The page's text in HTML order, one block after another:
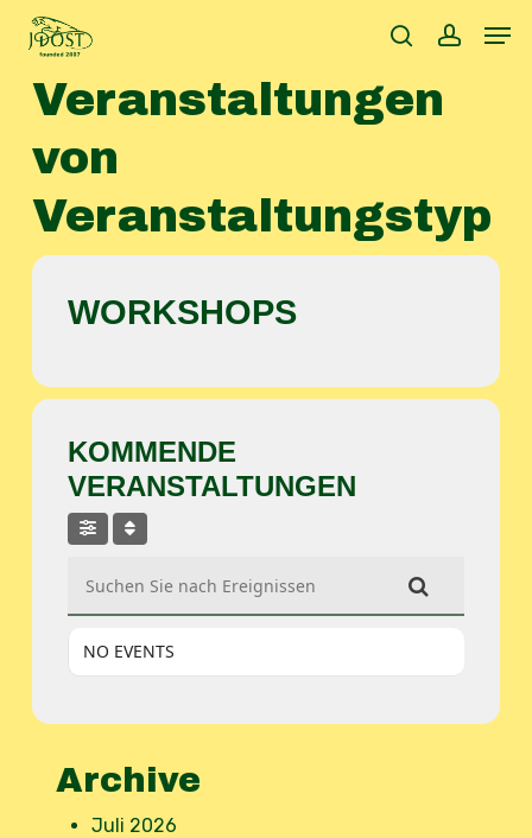
Skip
content
search
Veranstaltungen
von
Veranstaltungstyp
WORKSHOPS
KOMMENDE
VERANSTALTUNGEN
NO EVENTS
Archive
Juli 2026